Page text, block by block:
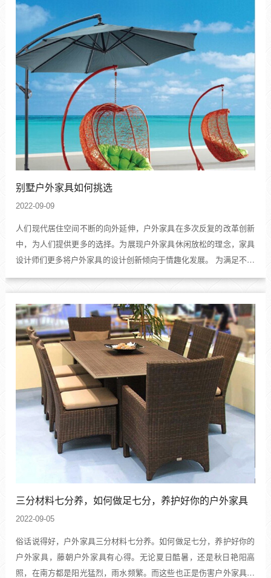
别墅户外家具如何挑选
2022-09-09
人们现代居住空间不断的向外延伸，户外家具在多次反复的改革创新
中，为人们提供更多的选择。为展现户外家具休闲放松的理念，家具
设计师们更多将户外家具的设计创新倾向于情趣化发展。 为满足不同
业主的需求，置办别墅家具应注意几点：1.实用性；一套好的户外家
具需具备舒适，便捷和方便。三者缺一不可。清闲的田...
三分材料七分养，如何做足七分，养护好你的户外家具
2022-09-05
俗话说得好，户外家具三分材料七分养。如何做足七分，养护好你的
户外家具，藤朝户外家具有心得。无论夏日酷暑，还是秋日艳阳高
照，在南方都是阳光猛烈，雨水频繁。而这些也正是伤害户外家具的